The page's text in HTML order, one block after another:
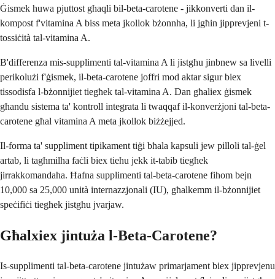
Ġismek huwa pjuttost għaqli bil-beta-carotene - jikkonverti dan il-
kompost f'vitamina A biss meta jkollok bżonnha, li jgħin jipprevjeni t-
tossiċità tal-vitamina A.
B'differenza mis-supplimenti tal-vitamina A li jistgħu jinbnew sa livelli
perikolużi f'ġismek, il-beta-carotene joffri mod aktar sigur biex
tissodisfa l-bżonnijiet tiegħek tal-vitamina A. Dan għaliex ġismek
għandu sistema ta' kontroll integrata li twaqqaf il-konverżjoni tal-beta-
carotene għal vitamina A meta jkollok biżżejjed.
Il-forma ta' suppliment tipikament tiġi bħala kapsuli jew pilloli tal-ġel
artab, li tagħmilha faċli biex tieħu jekk it-tabib tiegħek
jirrakkomandaha. Ħafna supplimenti tal-beta-carotene fihom bejn
10,000 sa 25,000 unità internazzjonali (IU), għalkemm il-bżonnijiet
speċifiċi tiegħek jistgħu jvarjaw.
Għalxiex jintuża l-Beta-Carotene?
Is-supplimenti tal-beta-carotene jintużaw primarjament biex jipprevjenu